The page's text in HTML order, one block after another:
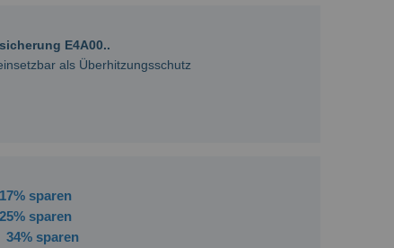
E4A00..
als Überhitzungsschutz
17% sparen
25% sparen
34% sparen